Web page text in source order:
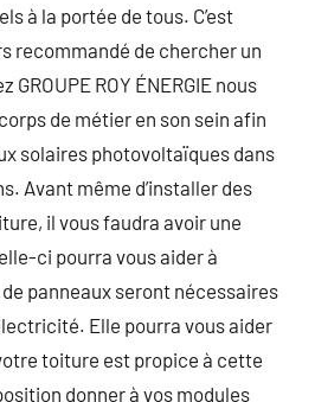
à la portée de tous. C’est
recommandé de chercher un
ROY ÉNERGIE nous
de métier en son sein afin
solaires photovoltaïques dans
Avant même d’installer des
il vous faudra avoir une
ci pourra vous aider à
panneaux seront nécessaires
Elle pourra vous aider
toiture est propice à cette
donner à vos modules